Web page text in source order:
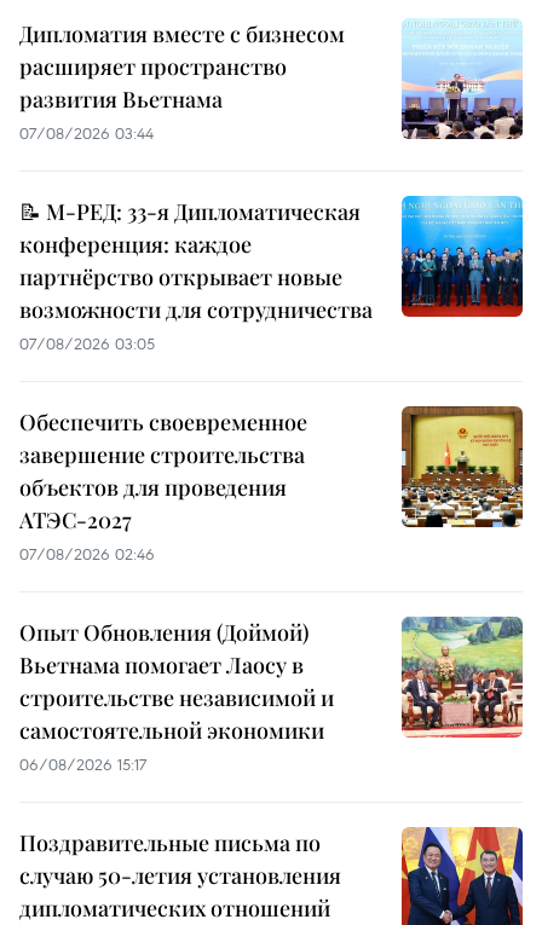
Дипломатия вместе с бизнесом
расширяет пространство
развития Вьетнама
07/08/2026 03:44
📝 М-РЕД: 33-я Дипломатическая
конференция: каждое
партнёрство открывает новые
возможности для сотрудничества
07/08/2026 03:05
Обеспечить своевременное
завершение строительства
объектов для проведения
АТЭС-2027
07/08/2026 02:46
Опыт Обновления (Доймой)
Вьетнама помогает Лаосу в
строительстве независимой и
самостоятельной экономики
06/08/2026 15:17
Поздравительные письма по
случаю 50-летия установления
дипломатических отношений